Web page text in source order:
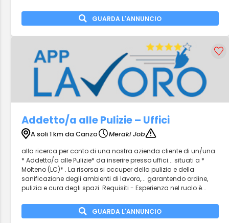
GUARDA L'ANNUNCIO
Addetto/a alle Pulizie – Uffici
A soli 1 km da Canzo
Meraki Job
alla ricerca per conto di una nostra azienda cliente di un/una
* Addetto/a alle Pulizie* da inserire presso uffici... situati a *
Molteno (LC)* . La risorsa si occuper della pulizia e della
sanificazione degli ambienti di lavoro,... garantendo ordine,
pulizia e cura degli spazi. Requisiti - Esperienza nel ruolo è...
GUARDA L'ANNUNCIO